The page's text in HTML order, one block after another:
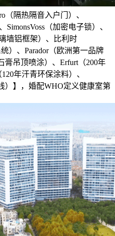
（隔热隔音入户门）、
（加密电子锁）、
墙铝框架）、比利时
）、Parador（欧洲第一品牌
膏吊顶喷涂）、Erfurt（200年
年汗青环保涂料）、
）】，婚配WHO定义健康室第